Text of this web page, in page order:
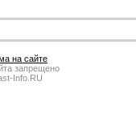
на сайте
запрещено
Info.RU